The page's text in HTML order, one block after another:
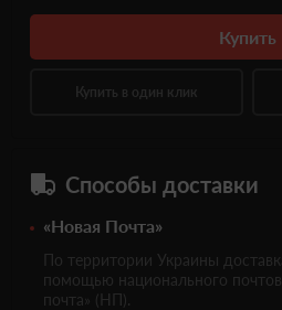
Купить
Купить в один клик
Способы доставки
«Новая Почта»
По территории Украины
помощью национального
почта» (НП).